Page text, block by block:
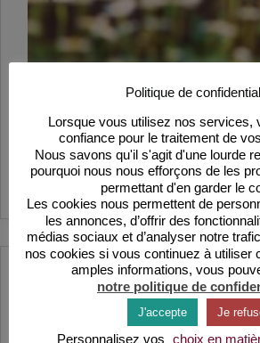
Pas de moyen âge sans cheval
Pour le paysan, le chevalier, le
représente un capital, une monnaie
sont prêts à mettre en gage leurs terres
biens… et les usuriers en profitent.
de
moyen
âge
sans
Politique de
Lorsque vous utilisez nos services,
confiance pour le traitement de
Nous savons qu'il s'agit d'une lourde
pourquoi nous nous efforçons de les
permettant d'en garder le
Les cookies nous permettent de
les annonces, d’offrir des
médias sociaux et d’analyser notre
nos cookies si vous continuez à utiliser
amples informations, vous
notre politique de
J'accepte Je
Personnalisez vos choix en